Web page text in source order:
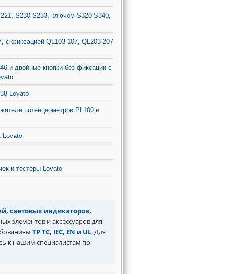
S230-S233, ключом S320-S340,
с фиксацией QL103-107, QL203-207
и двойные кнопки без фиксации с
Lovato
потенциометров PL100 и
Lovato
и тестеры Lovato
световых индикаторов,
элементов и аксессуаров для
ТР ТС, IEC, EN и UL. Для
к нашим специалистам по